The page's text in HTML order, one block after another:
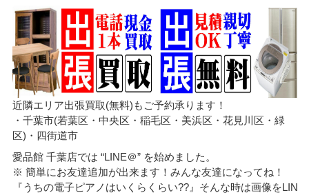
近隣エリア出張買取(無料)もご予約承ります！
・千葉市(若葉区・中央区・稲毛区・美浜区・花見川区・緑
区)・四街道市
愛品館 千葉店では “LINE＠” を始めました。
※ 簡単にお友達追加が出来ます！みんな友達になってね！
『うちの電子ピアノはいくらくらい??』そんな時は画像をLIN